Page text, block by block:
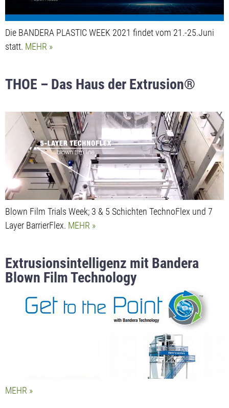
Die BANDERA PLASTIC WEEK 2021 findet vom 21.-25.Juni
statt. MEHR
THOE – Das Haus der Extrusion®
Blown Film Trials Week; 3 & 5 Schichten TechnoFlex und 7
Layer BarrierFlex. MEHR
Extrusionsintelligenz mit Bandera
Blown Film Technology
MEHR